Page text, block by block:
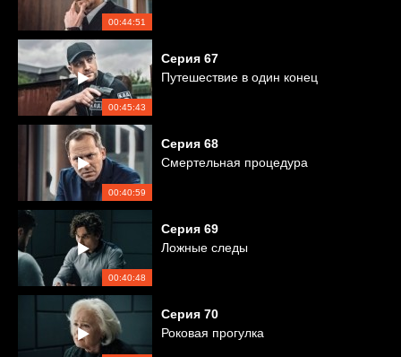
00:44:51
00:45:43
Серия 67
Путешествие в один конец
00:40:59
Серия 68
Смертельная процедура
00:40:48
Серия 69
Ложные следы
Серия 70
Роковая прогулка